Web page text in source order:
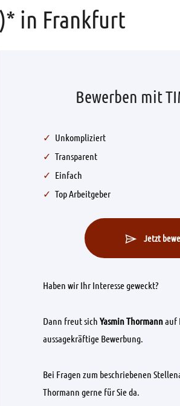
in Frankfurt
Bewerben mit
Unkompliziert
Transparent
Einfach
Top Arbeitgeber
Jetzt
Haben wir Ihr Interesse geweckt?
Dann freut sich Yasmin Thormannauf
aussagekräftige Bewerbung.
Bei Fragen zum beschriebenen
Thormann gerne für Sie da.